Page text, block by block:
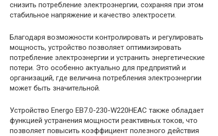
снизить потребление электроэнергии, сохраняя при этом
стабильное напряжение и качество электросети.
Благодаря возможности контролировать и регулировать
мощность, устройство позволяет оптимизировать
потребление электроэнергии и устранить энергетические
потери. Это особенно актуально для предприятий и
организаций, где величина потребления электроэнергии
может быть значительной.
Устройство Energo EB7.0-230-W220HЕAC также обладает
функцией устранения мощности реактивных токов, что
позволяет повысить коэффициент полезного действия